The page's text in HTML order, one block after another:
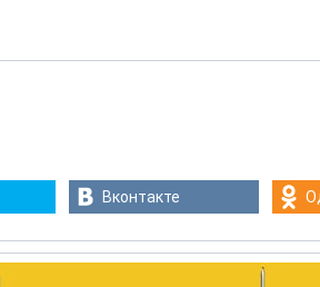
Вконтакте